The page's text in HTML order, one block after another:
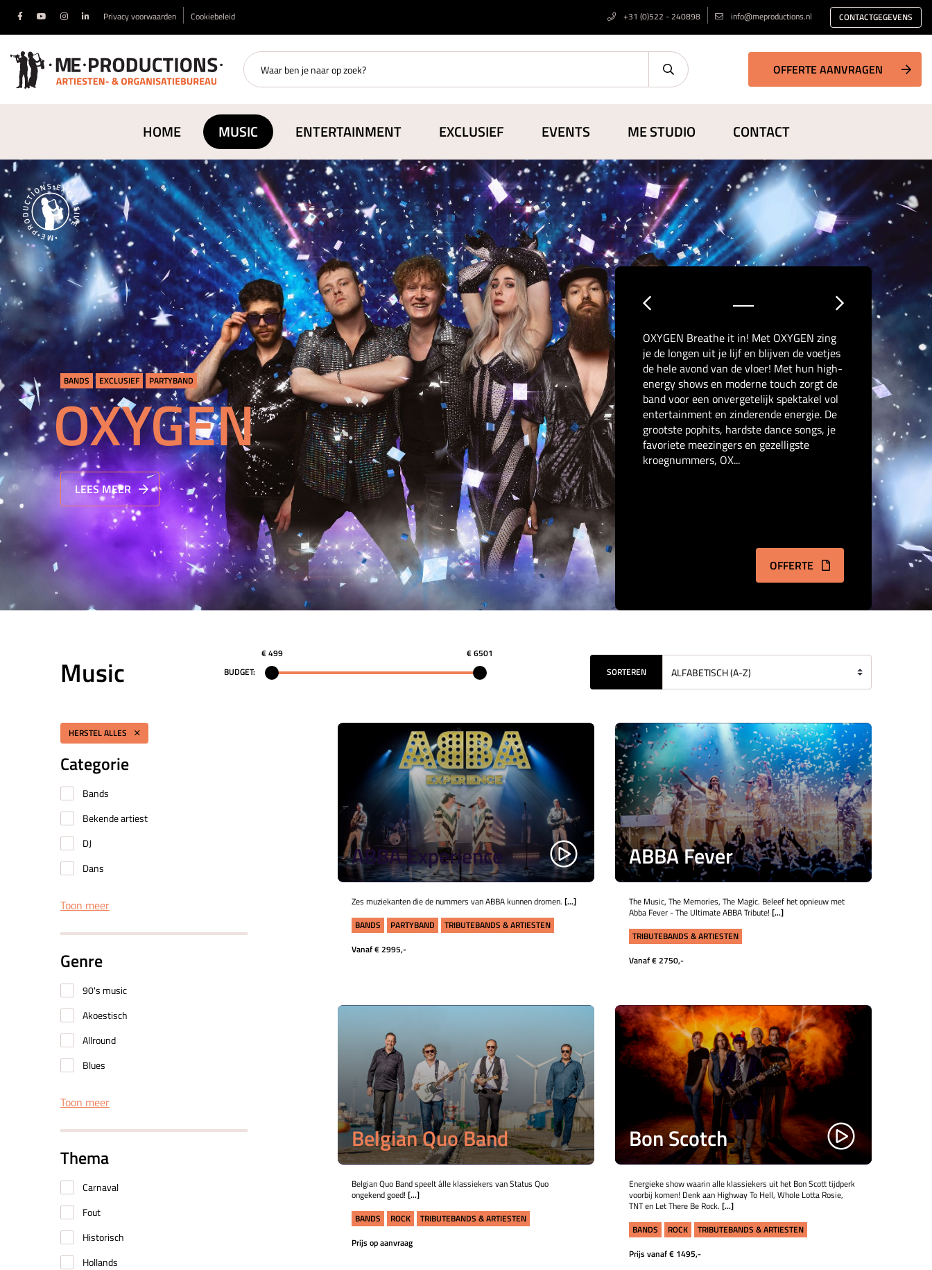
Privacy voorwaarden Cookiebeleid +31 (0)522 - 240898 info@meproductions.nl CONTACTGEGEVENS
OFFERTE AANVRAGEN
HOME MUSIC ENTERTAINMENT EXCLUSIEF EVENTS ME STUDIO CONTACT
BANDS EXCLUSIEF PARTYBAND
OXYGEN
LEES MEER
OXYGEN Breathe it in! Met OXYGEN zing
je de longen uit je lijf en blijven de voetjes
de hele avond van de vloer! Met hun high-
energy shows en moderne touch zorgt de
band voor een onvergetelijk spektakel vol
entertainment en zinderende energie. De
grootste pophits, hardste dance songs, je
favoriete meezingers en gezelligste
kroegnummers, OX...
OFFERTE
Music BUDGET:
€ 499
€ 6501
SORTEREN
HERSTEL ALLES
Categorie
Bands
Bekende artiest
DJ
Dans
Toon meer
Genre
90's music
Akoestisch
Allround
Blues
Toon meer
Thema
Carnaval
Fout
Historisch
Hollands
ABBA Experience
Zes muziekanten die de nummers van ABBA kunnen dromen. [...]
BANDS
PARTYBAND
TRIBUTEBANDS & ARTIESTEN
Vanaf € 2995,-
ABBA Fever
The Music, The Memories, The Magic. Beleef het opnieuw met
Abba Fever - The Ultimate ABBA Tribute! [...]
TRIBUTEBANDS & ARTIESTEN
Vanaf € 2750,-
Belgian Quo Band
Belgian Quo Band speelt álle klassiekers van Status Quo
ongekend goed! [...]
BANDS
ROCK
TRIBUTEBANDS & ARTIESTEN
Prijs op aanvraag
Bon Scotch
Energieke show waarin alle klassiekers uit het Bon Scott tijdperk
voorbij komen! Denk aan Highway To Hell, Whole Lotta Rosie,
TNT en Let There Be Rock. [...]
BANDS
ROCK
TRIBUTEBANDS & ARTIESTEN
Prijs vanaf € 1495,-